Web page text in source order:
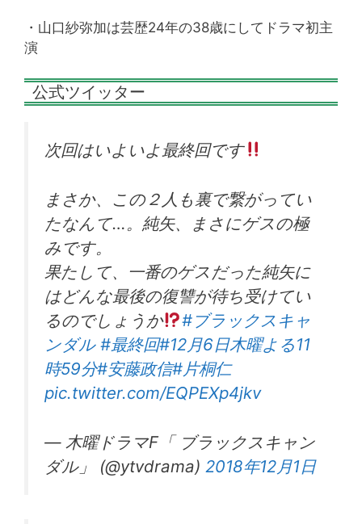
・山口紗弥加は芸歴24年の38歳にしてドラマ初主
演
公式ツイッター
次回はいよいよ最終回です
まさか、この２人も裏で繋がってい
たなんて…。純矢、まさにゲスの極
みです。
果たして、一番のゲスだった純矢に
はどんな最後の復讐が待ち受けてい
るのでしょうか
#ブラックスキャ
ンダル #最終回#12月6日木曜よる11
時59分#安藤政信#片桐仁
pic.twitter.com/EQPEXp4jkv
— 木曜ドラマF「 ブラックスキャン
ダル」 (@ytvdrama) 2018年12月1日